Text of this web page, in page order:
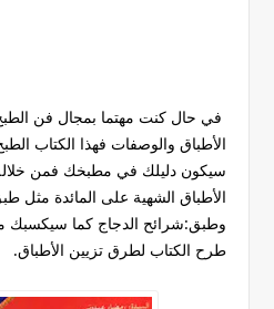
في حال كنت مهتما بمجال فن
الأطباق والوصفات فهذا الكتاب
سيكون دليلك في مطبخك فمن
الأطباق الشهية على المائدة مثل
وطبق:شرائح الدجاج كما سيكسبك
طرح الكتاب لطرق تزيين الأطباق.